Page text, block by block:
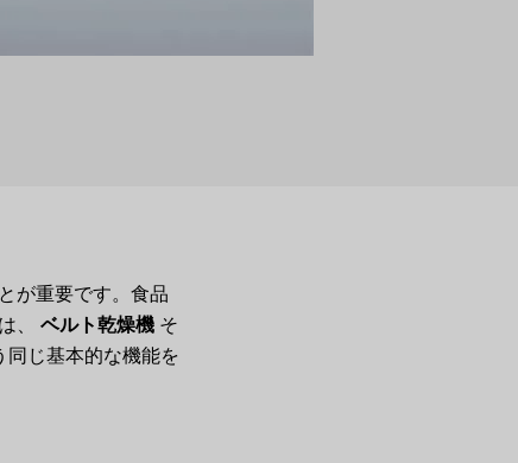
が重要です。食品
、 ベルト乾燥機 そ
同じ基本的な機能を